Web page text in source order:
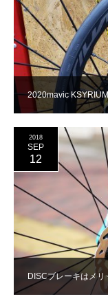
2020mavic
DISCブレーキはメリ
2018
SEP
12